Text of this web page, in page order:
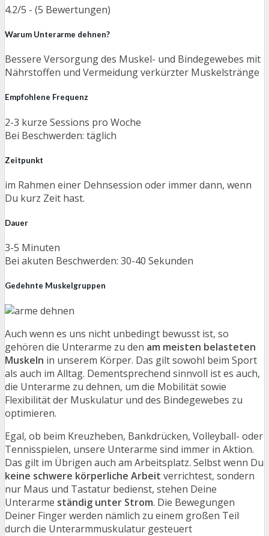
4.2/5 - (5 Bewertungen)
Warum Unterarme dehnen?
Bessere Versorgung des Muskel- und Bindegewebes mit
Nährstoffen und Vermeidung verkürzter Muskelstränge
Empfohlene Frequenz
2-3 kurze Sessions pro Woche
Bei Beschwerden: täglich
Zeitpunkt
im Rahmen einer Dehnsession oder immer dann, wenn
Du kurz Zeit hast.
Dauer
3-5 Minuten
Bei akuten Beschwerden: 30-40 Sekunden
Gedehnte Muskelgruppen
Auch wenn es uns nicht unbedingt bewusst ist, so
gehören die Unterarme zu den am meisten belasteten
Muskeln in unserem Körper. Das gilt sowohl beim Sport
als auch im Alltag. Dementsprechend sinnvoll ist es auch,
die Unterarme zu dehnen, um die Mobilität sowie
Flexibilität der Muskulatur und des Bindegewebes zu
optimieren.
Egal, ob beim Kreuzheben, Bankdrücken, Volleyball- oder
Tennisspielen, unsere Unterarme sind immer in Aktion.
Das gilt im Übrigen auch am Arbeitsplatz. Selbst wenn Du
keine schwere körperliche Arbeit verrichtest, sondern
nur Maus und Tastatur bedienst, stehen Deine
Unterarme ständig unter Strom. Die Bewegungen
Deiner Finger werden nämlich zu einem großen Teil
durch die Unterarmmuskulatur gesteuert